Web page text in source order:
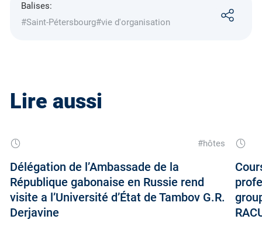
Balises:
#Saint-Pétersbourg#vie d'organisation
Lire aussi
#hôtes
Délégation de l’Ambassade de la
République gabonaise en Russie rend
visite a l’Université d’État de Tambov G.R.
Derjavine